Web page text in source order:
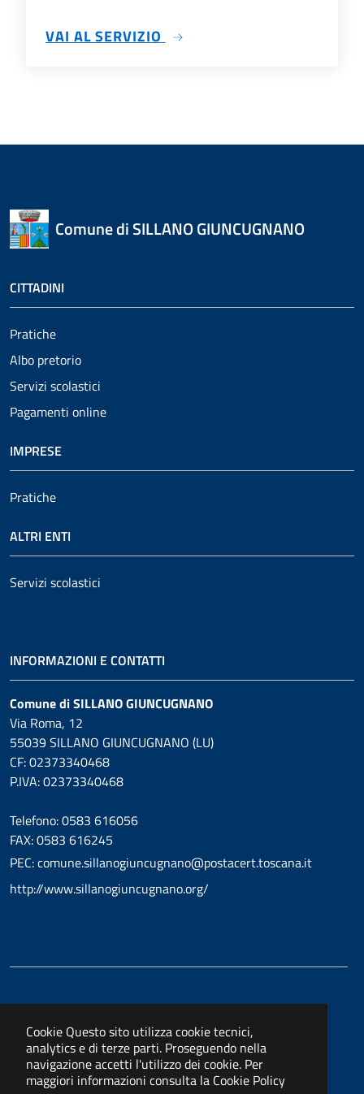
Cookie Questo sito utilizza cookie tecnici,
analytics e di terze parti. Proseguendo nella
navigazione accetti l'utilizzo dei cookie. Per
maggiori informazioni consulta la Cookie Policy
VAI AL SERVIZIO SU PAGAMENTI ONLINE
Comune di SILLANO GIUNCUGNANO
CITTADINI
Pratiche
Albo pretorio
Servizi scolastici
Pagamenti online
IMPRESE
Pratiche
ALTRI ENTI
Servizi scolastici
INFORMAZIONI E CONTATTI
Comune di SILLANO GIUNCUGNANO
Via Roma, 12
55039 SILLANO GIUNCUGNANO (LU)
CF: 02373340468
P.IVA: 02373340468
Telefono: 0583 616056
FAX: 0583 616245
PEC: comune.sillanogiuncugnano@postacert.toscana.it
http://www.sillanogiuncugnano.org/